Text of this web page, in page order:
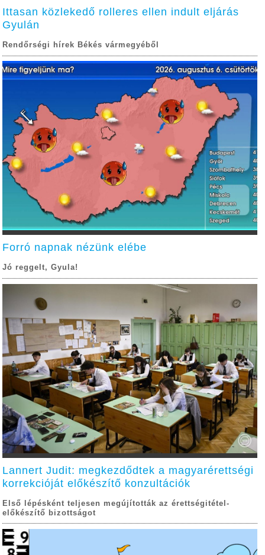
Ittasan közlekedő rolleres ellen indult eljárás
Gyulán
Rendőrségi hírek Békés vármegyéből
Forró napnak nézünk elébe
Jó reggelt, Gyula!
Lannert Judit: megkezdődtek a magyarérettségi
korrekcióját előkészítő konzultációk
Első lépésként teljesen megújították az érettségitétel-
előkészítő bizottságot